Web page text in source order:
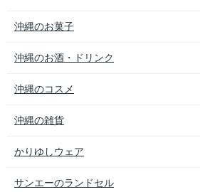
沖縄のお菓子
沖縄のお酒・ドリンク
沖縄のコスメ
沖縄の雑貨
かりゆしウェア
サンエーのランドセル